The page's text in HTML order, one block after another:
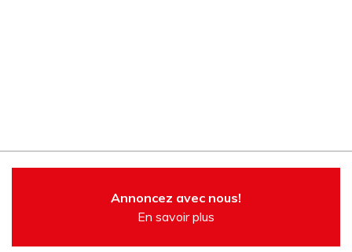
Annoncez avec nous!
En savoir plus